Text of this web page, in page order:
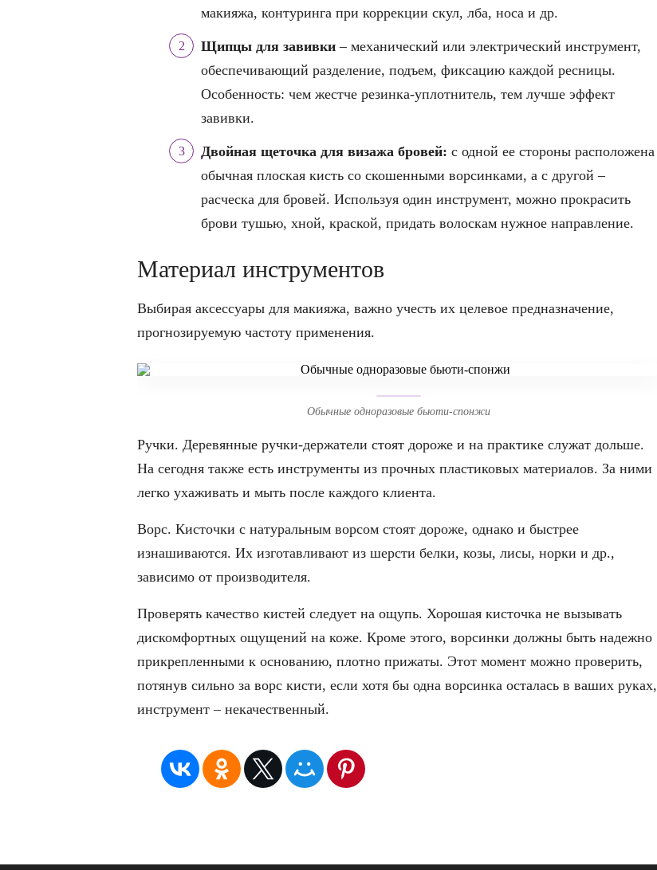
макияжа, контуринга при коррекции скул, лба, носа и др.
Щипцы для завивки – механический или электрический инструмент,
обеспечивающий разделение, подъем, фиксацию каждой ресницы.
Особенность: чем жестче резинка-уплотнитель, тем лучше эффект
завивки.
Двойная щеточка для визажа бровей: с одной ее стороны расположена
обычная плоская кисть со скошенными ворсинками, а с другой –
расческа для бровей. Используя один инструмент, можно прокрасить
брови тушью, хной, краской, придать волоскам нужное направление.
Материал инструментов
Выбирая аксессуары для макияжа, важно учесть их целевое предназначение,
прогнозируемую частоту применения.
Обычные одноразовые бьюти-спонжи
Ручки. Деревянные ручки-держатели стоят дороже и на практике служат дольше.
На сегодня также есть инструменты из прочных пластиковых материалов. За ними
легко ухаживать и мыть после каждого клиента.
Ворс. Кисточки с натуральным ворсом стоят дороже, однако и быстрее
изнашиваются. Их изготавливают из шерсти белки, козы, лисы, норки и др.,
зависимо от производителя.
Проверять качество кистей следует на ощупь. Хорошая кисточка не вызывать
дискомфортных ощущений на коже. Кроме этого, ворсинки должны быть надежно
прикрепленными к основанию, плотно прижаты. Этот момент можно проверить,
потянув сильно за ворс кисти, если хотя бы одна ворсинка осталась в ваших руках,
инструмент – некачественный.